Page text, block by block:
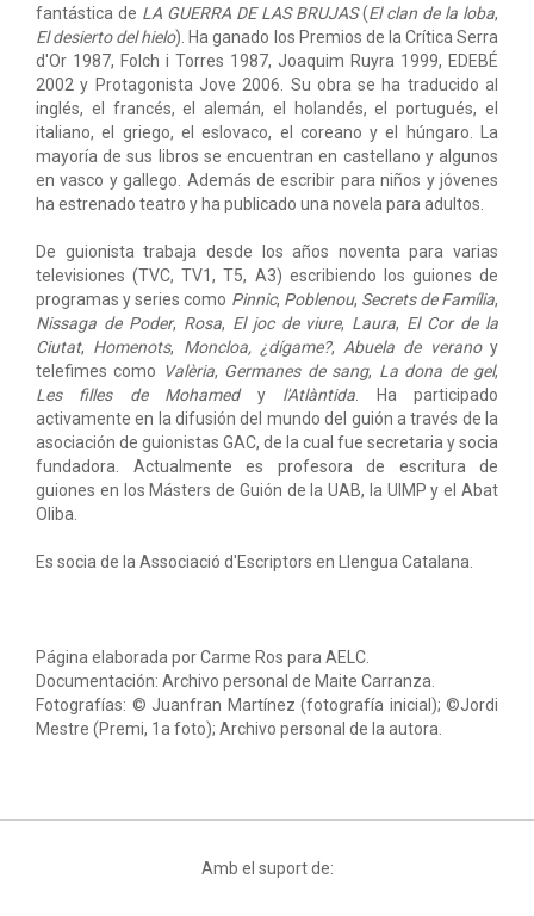
fantástica de LA GUERRA DE LAS BRUJAS(El clan de la loba,
El desierto del hielo). Ha ganado los Premios de la Crítica Serra
d'Or 1987, Folch i Torres 1987, Joaquim Ruyra 1999, EDEBÉ
2002 y Protagonista Jove 2006. Su obra se ha traducido al
inglés, el francés, el alemán, el holandés, el portugués, el
italiano, el griego, el eslovaco, el coreano y el húngaro. La
mayoría de sus libros se encuentran en castellano y algunos
en vasco y gallego. Además de escribir para niños y jóvenes
ha estrenado teatro y ha publicado una novela para adultos.
De guionista trabaja desde los años noventa para varias
televisiones (TVC, TV1, T5, A3) escribiendo los guiones de
programas y series como Pinnic, Poblenou, Secrets de Família,
Nissaga de Poder, Rosa, El joc de viure, Laura, El Cor de la
Ciutat, Homenots, Moncloa, ¿dígame?, Abuela de veranoy
telefimes como Valèria, Germanes de sang, La dona de gel,
Les filles de Mohamedy l'Atlàntida . Ha participado
activamente en la difusión del mundo del guión a través de la
asociación de guionistas GAC, de la cual fue secretaria y socia
fundadora. Actualmente es profesora de escritura de
guiones en los Másters de Guión de la UAB, la UIMP y el Abat
Oliba.
Es socia de la Associació d'Escriptors en Llengua Catalana.
Página elaborada por Carme Ros para AELC.
Documentación: Archivo personal de Maite Carranza.
Fotografías: © Juanfran Martínez (fotografía inicial); ©Jordi
Mestre (Premi, 1a foto); Archivo personal de la autora.
Amb el suport de: